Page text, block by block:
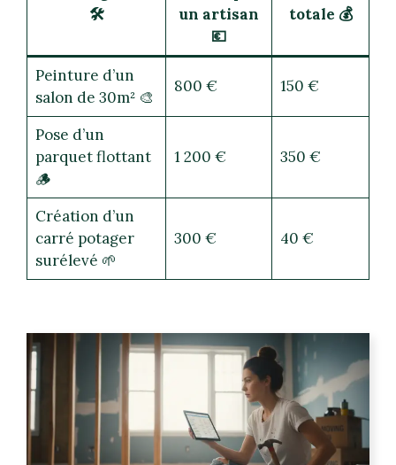
🛠️
un artisan
💶
totale 💰
Peinture d’un
salon de 30m² 🎨
800 € 150 €
Pose d’un
parquet flottant
🪵
1 200 € 350 €
Création d’un
carré potager
surélevé 🌱
300 € 40 €